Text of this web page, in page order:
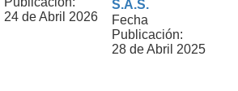
24 de Abril 2026
S.A.S.
Fecha
Publicación:
28 de Abril 2025